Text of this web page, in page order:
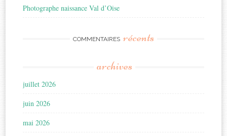
Photographe naissance Val d’Oise
COMMENTAIRES récents
archives
juillet 2026
juin 2026
mai 2026